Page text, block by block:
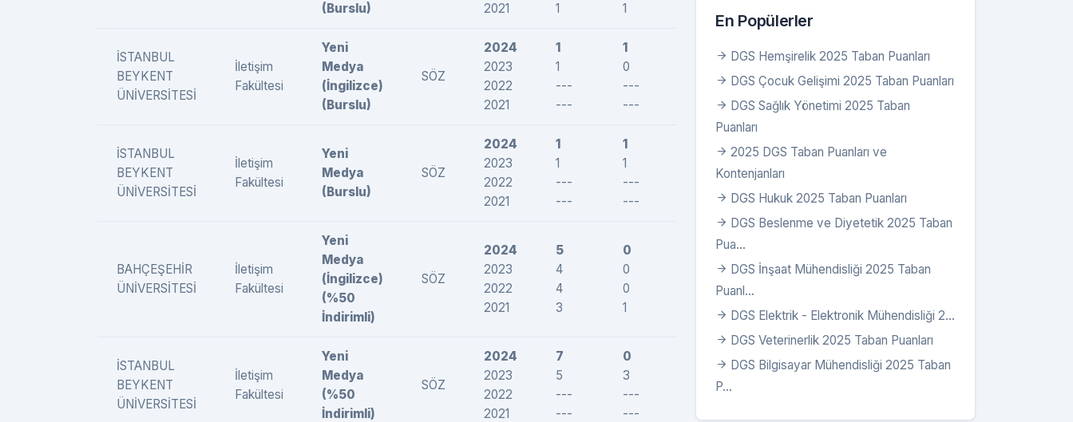
(Burslu)
2021
1
1
İSTANBUL
BEYKENT
ÜNİVERSİTESİ
İletişim
Fakültesi
Yeni
Medya
(İngilizce)
(Burslu)
SÖZ
2024
2023
2022
2021
1
1
---
---
1
0
---
---
227,15311
227,15311
---
---
İSTANBUL
BEYKENT
ÜNİVERSİTESİ
İletişim
Fakültesi
Yeni
Medya
(Burslu)
SÖZ
2024
2023
2022
2021
1
1
---
---
1
1
---
---
225,65384
225,65384
---
BAHÇEŞEHİR
ÜNİVERSİTESİ
İletişim
Fakültesi
Yeni
Medya
(İngilizce)
(%50
İndirimli)
SÖZ
2024
2023
2022
2021
5
4
4
3
0
0
0
1
228,26448
--
228,26448
İSTANBUL
BEYKENT
ÜNİVERSİTESİ
İletişim
Fakültesi
Yeni
Medya
(%50
İndirimli)
SÖZ
2024
2023
2022
2021
7
5
---
---
0
3
---
---
---
190,35094
En Popülerler
DGS Hemşirelik 2025 Taban Puanları
DGS Çocuk Gelişimi 2025 Taban Puanları
DGS Sağlık Yönetimi 2025 Taban
Puanları
2025 DGS Taban Puanları ve
Kontenjanları
DGS Hukuk 2025 Taban Puanları
DGS Beslenme ve Diyetetik 2025 Taban
Pua...
DGS İnşaat Mühendisliği 2025 Taban
Puanl...
DGS Elektrik - Elektronik Mühendisliği 2...
DGS Veterinerlik 2025 Taban Puanları
DGS Bilgisayar Mühendisliği 2025 Taban
P...